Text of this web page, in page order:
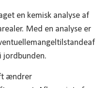
en kemisk analyse af
Med en analyse er
ændrer